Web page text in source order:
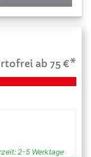
ab 75 €*
2-5 Werktage